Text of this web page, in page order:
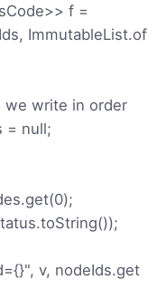
f =
ImmutableList.of
write in order
= null;
v, nodeIds.get